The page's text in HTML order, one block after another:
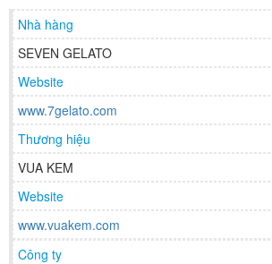
Nhà hàng
SEVEN GELATO
Website
www.7gelato.com
Thương hiệu
VUA KEM
Website
www.vuakem.com
Công ty